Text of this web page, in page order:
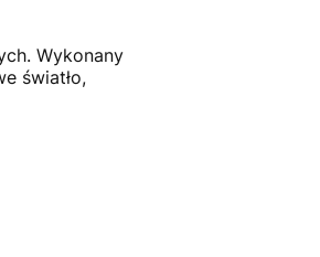
Wykonany
światło,